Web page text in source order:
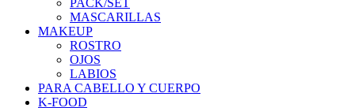
MASCARILLAS
MAKEUP
ROSTRO
OJOS
LABIOS
PARA CABELLO Y CUERPO
K-FOOD